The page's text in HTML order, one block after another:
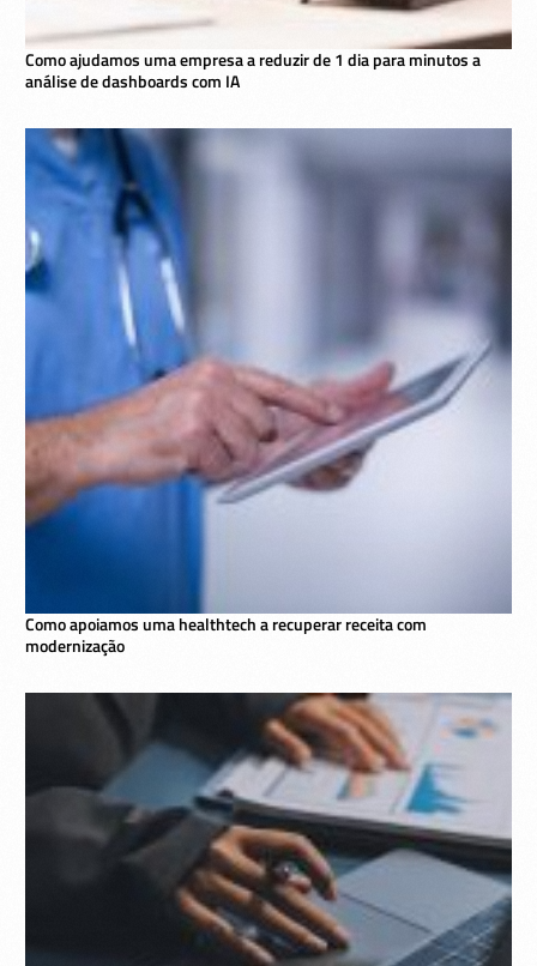
Como ajudamos uma empresa a reduzir de 1 dia para minutos a
análise de dashboards com IA
Como apoiamos uma healthtech a recuperar receita com
modernização